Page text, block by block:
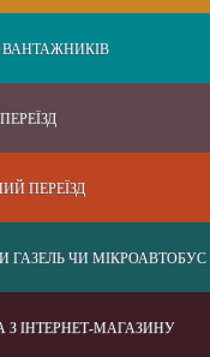
ПЕРЕЇЗД
ГАЗЕЛЬ ЧИ МІКРОАВТОБУС
З ІНТЕРНЕТ-МАГАЗИНУ